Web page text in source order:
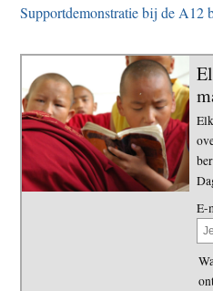
Supportdemonstratie bij de A12
E-